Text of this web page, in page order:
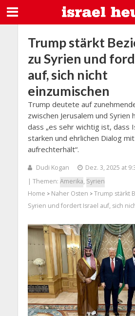
Trump stärkt
zu Syrien und
auf, sich nicht
einzumischen
Trump deutete auf
zwischen Jerusalem und Syrien
dass „es sehr wichtig ist, dass
starken und ehrlichen Dialog
aufrechterhält“.
Dudi Kogan
Dez. 3, 2025 at
| Themen: Amerika, Syrien
Home > Naher Osten > Trump stärkt
Syrien und fordert Israel auf, sich